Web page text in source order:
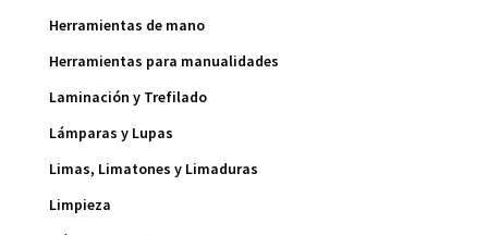
Herramientas de mano
Herramientas para manualidades
Laminación y Trefilado
Lámparas y Lupas
Limas, Limatones y Limaduras
Limpieza